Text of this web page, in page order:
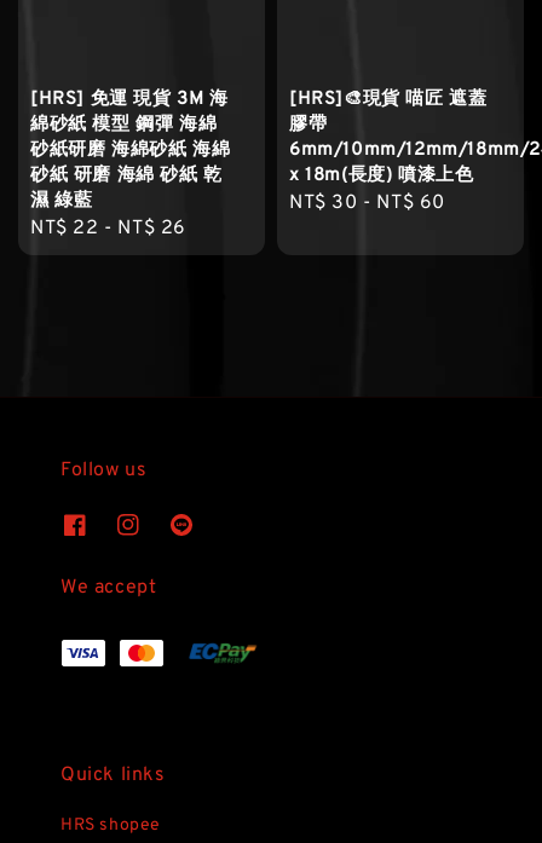
[HRS] 免運 現貨 3M 海
綿砂紙 模型 鋼彈 海綿
砂紙研磨 海綿砂紙 海綿
砂紙 研磨 海綿 砂紙 乾
濕 綠藍
Regular
price
NT$ 22 - NT$ 26
[HRS]🎨現貨 喵匠 遮蓋
膠帶
6mm/10mm/12mm/18mm/
x 18m(長度) 噴漆上色
Regular
NT$ 30 - NT$ 60
Follow us
We accept
Quick links
HRS shopee